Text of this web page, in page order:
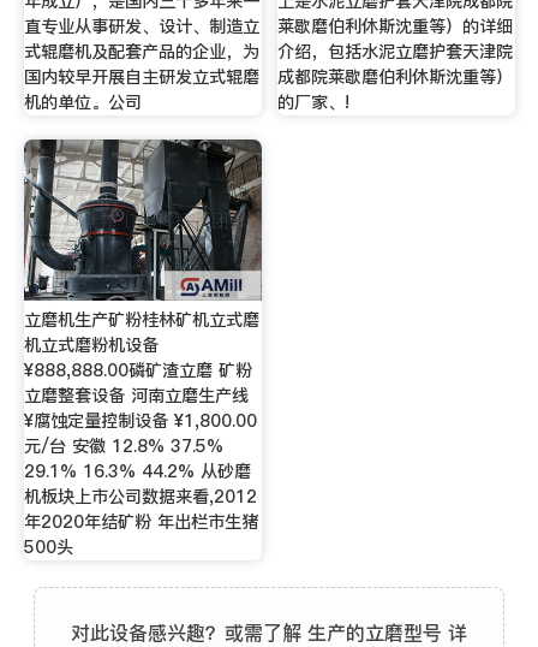
直专业从事研发、设计、制造立
式辊磨机及配套产品的企业，为
国内较早开展自主研发立式辊磨
机的单位。公司
莱歇磨伯利休斯沈重等）的详细
介绍，包括水泥立磨护套天津院
成都院莱歇磨伯利休斯沈重等）
的厂家、!
立磨机生产矿粉桂林矿机立式磨
机立式磨粉机设备
¥888,888.00磷矿渣立磨 矿粉
立磨整套设备 河南立磨生产线
¥腐蚀定量控制设备 ¥1,800.00
元/台 安徽 12.8% 37.5%
29.1% 16.3% 44.2% 从砂磨
机板块上市公司数据来看,2012
年2020年结矿粉 年出栏市生猪
500头
对此设备感兴趣？或需了解 生产的立磨型号 详